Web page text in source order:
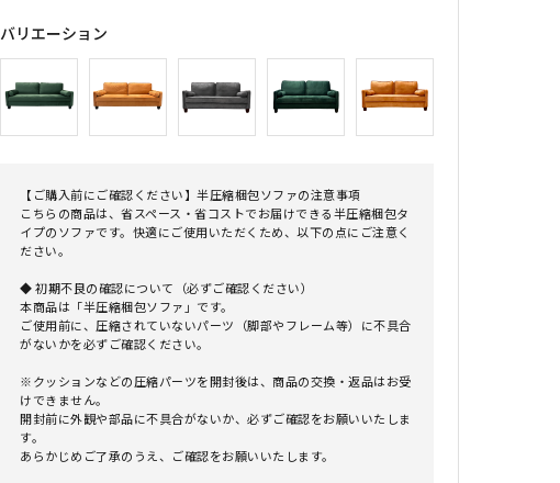
バリエーション
【ご購入前にご確認ください】半圧縮梱包ソファの注意事項
こちらの商品は、省スペース・省コストでお届けできる半圧縮梱包タ
イプのソファです。快適にご使用いただくため、以下の点にご注意く
ださい。
◆ 初期不良の確認について（必ずご確認ください）
本商品は「半圧縮梱包ソファ」です。
ご使用前に、圧縮されていないパーツ（脚部やフレーム等）に不具合
がないかを必ずご確認ください。
※クッションなどの圧縮パーツを開封後は、商品の交換・返品はお受
けできません。
開封前に外観や部品に不具合がないか、必ずご確認をお願いいたしま
す。
あらかじめご了承のうえ、ご確認をお願いいたします。